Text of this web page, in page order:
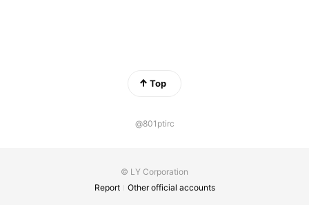
Top
@801ptirc
© LY Corporation
Report
Other official accounts